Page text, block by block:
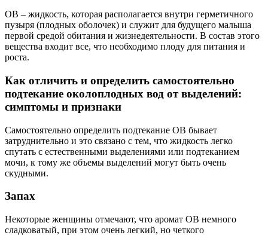
ОВ – жидкость, которая располагается внутри герметичного
пузыря (плодных оболочек) и служит для будущего малыша
первой средой обитания и жизнедеятельности. В состав этого
вещества входит все, что необходимо плоду для питания и
роста.
Как отличить и определить самостоятельно
подтекание околоплодных вод от выделений:
симптомы и признаки
Самостоятельно определить подтекание ОВ бывает
затруднительно и это связано с тем, что жидкость легко
спутать с естественными выделениями или подтеканием
мочи, к тому же объемы выделений могут быть очень
скудными.
Запах
Некоторые женщины отмечают, что аромат ОВ немного
сладковатый, при этом очень легкий, но четкого